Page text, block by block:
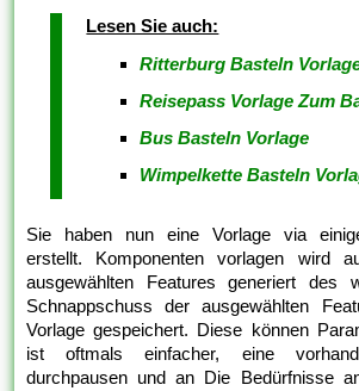
Lesen Sie auch:
Ritterburg Basteln
Reisepass Vorlage Zum
Bus Basteln Vorlage
Wimpelkette Basteln
Sie haben nun eine Vorlage via
erstellt. Komponenten vorlagen wird
ausgewählten Features generiert des
Schnappschuss der ausgewählten
Vorlage gespeichert. Diese können
ist oftmals einfacher, eine
durchpausen und an Die Bedürfnisse